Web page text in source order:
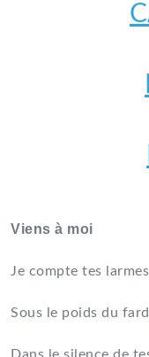
DES
Viens à moi
Je compte tes
Sous le poids du